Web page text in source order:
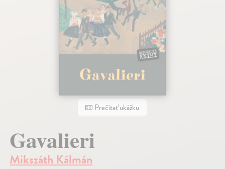
Prečítať ukážku
Gavalieri
Mikszáth Kálmán